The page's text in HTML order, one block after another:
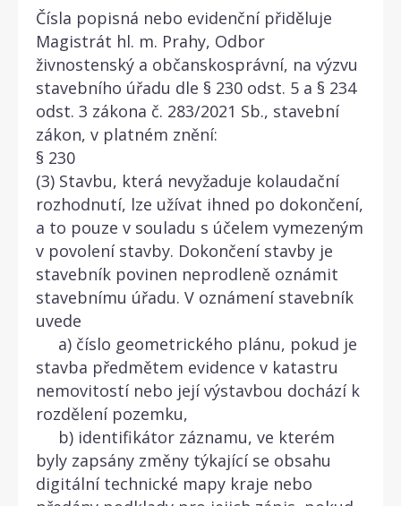
Čísla popisná nebo evidenční přiděluje
Magistrát hl. m. Prahy, Odbor
živnostenský a občanskosprávní, na výzvu
stavebního úřadu dle § 230 odst. 5 a § 234
odst. 3 zákona č. 283/2021 Sb., stavební
zákon, v platném znění:
§ 230
(3) Stavbu, která nevyžaduje kolaudační
rozhodnutí, lze užívat ihned po dokončení,
a to pouze v souladu s účelem vymezeným
v povolení stavby. Dokončení stavby je
stavebník povinen neprodleně oznámit
stavebnímu úřadu. V oznámení stavebník
uvede
a) číslo geometrického plánu, pokud je
stavba předmětem evidence v katastru
nemovitostí nebo její výstavbou dochází k
rozdělení pozemku,
b) identifikátor záznamu, ve kterém
byly zapsány změny týkající se obsahu
digitální technické mapy kraje nebo